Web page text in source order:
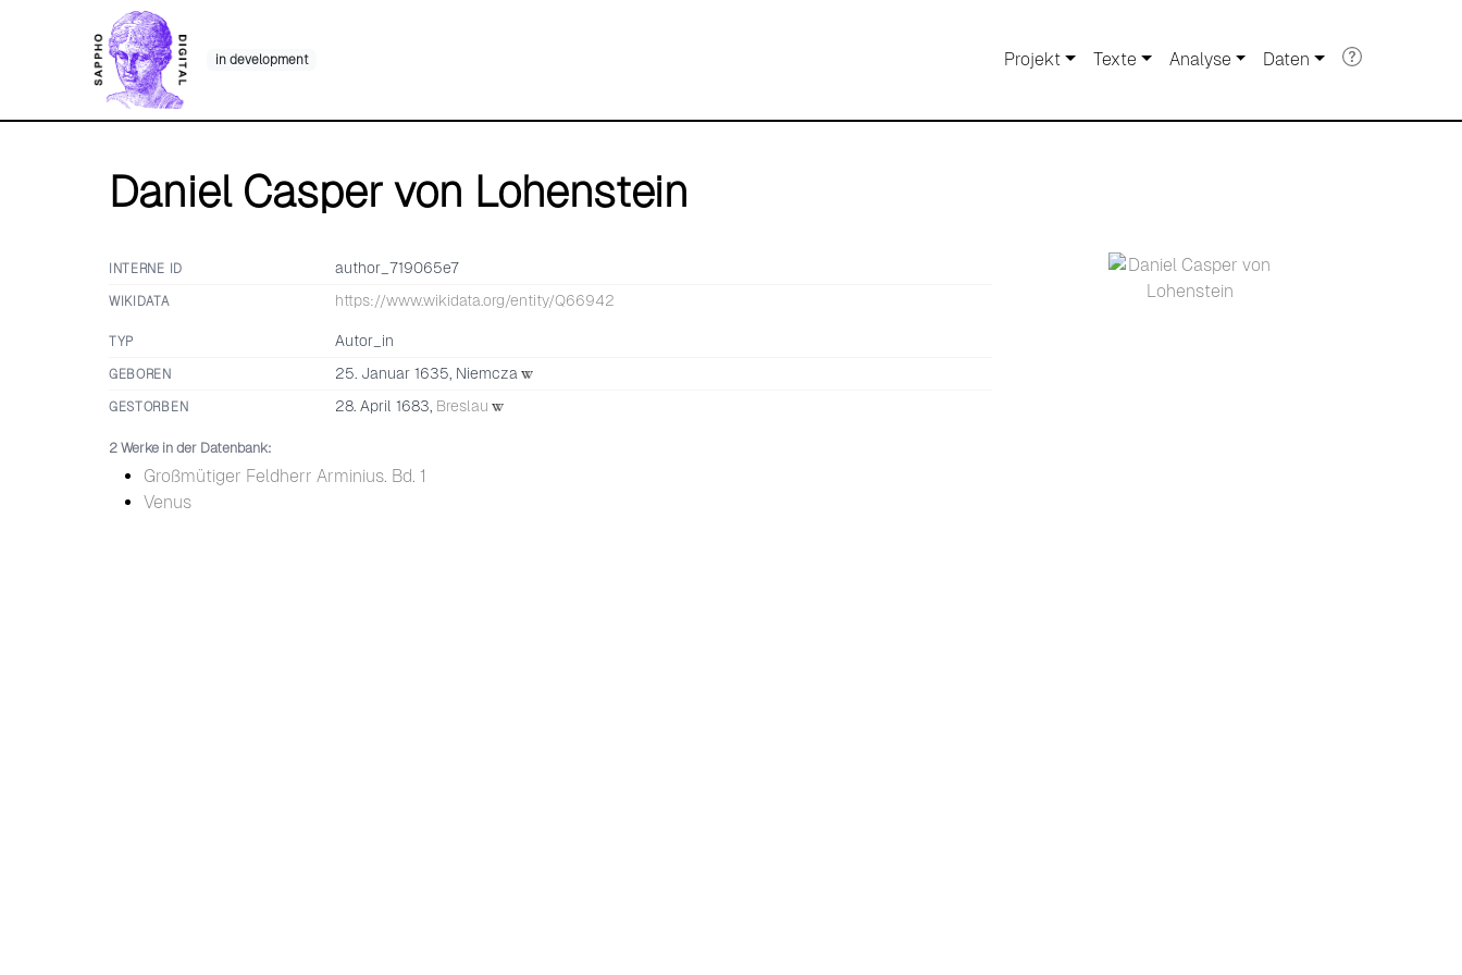
in development Projekt Texte Analyse Daten
Daniel Casper von Lohenstein
INTERNE ID author_719065e7
WIKIDATA https://www.wikidata.org/entity/Q66942
TYP Autor_in
GEBOREN 25. Januar 1635, Niemcza
GESTORBEN 28. April 1683, Breslau
2 Werke in der Datenbank:
Großmütiger Feldherr Arminius. Bd. 1
Venus